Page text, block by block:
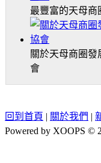
最豐富的天母商
關於天母商圈發
會
回到首頁 | 關於我們 |
Powered by XOOPS ©